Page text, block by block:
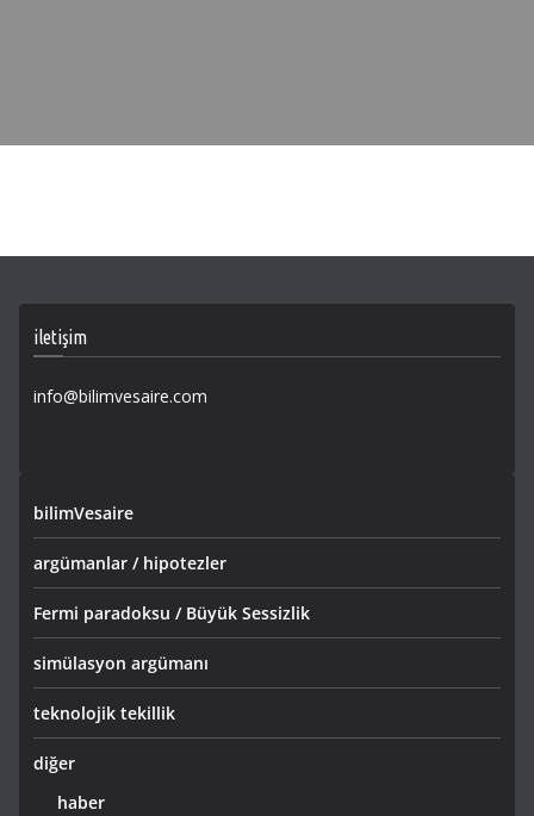
iletişim
info@bilimvesaire.com
bilimVesaire
argümanlar / hipotezler
Fermi paradoksu / Büyük Sessizlik
simülasyon argümanı
teknolojik tekillik
diğer
haber